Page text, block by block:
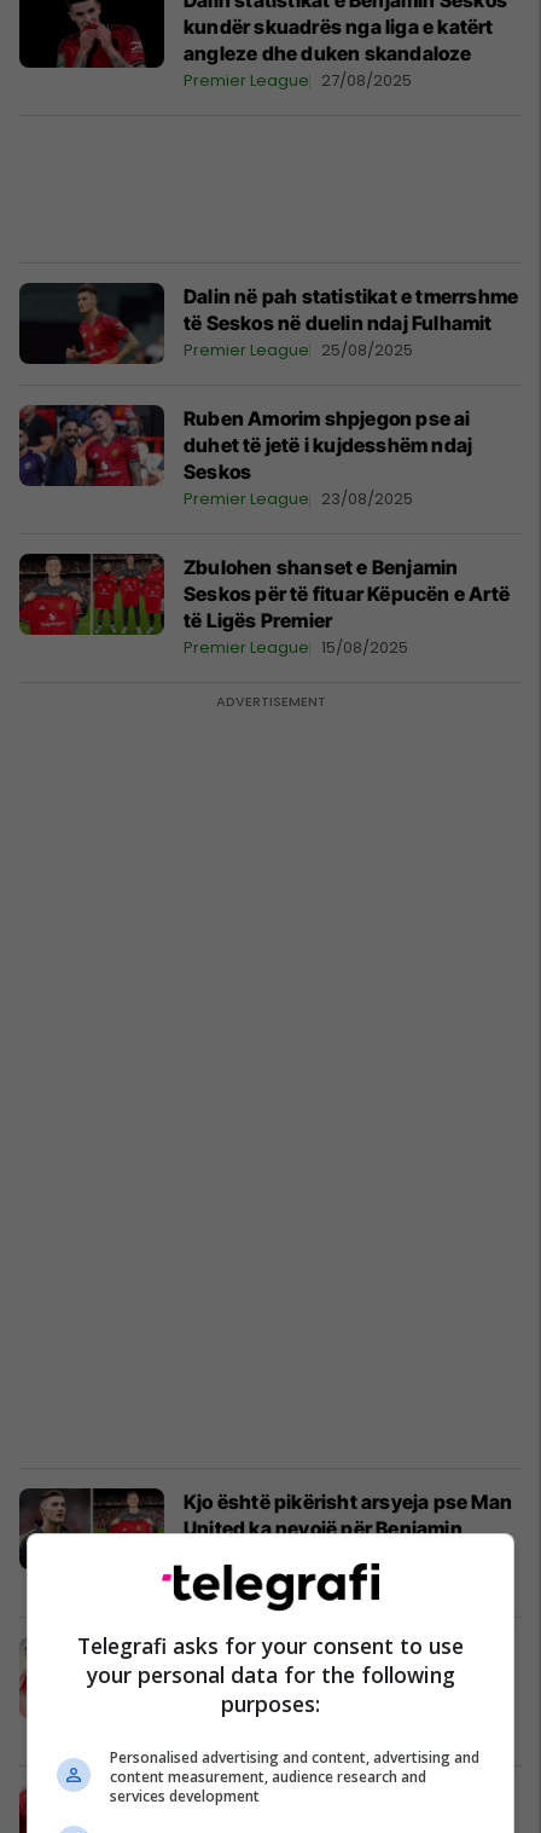
kundër skuadrës nga liga e katërt
angleze dhe duken skandaloze
Premier League 27/08/2025
Dalin në pah statistikat e tmerrshme
të Seskos në duelin ndaj Fulhamit
Premier League 25/08/2025
Ruben Amorim shpjegon pse ai
duhet të jetë i kujdesshëm ndaj
Seskos
Premier League 23/08/2025
Zbulohen shanset e Benjamin
Seskos për të fituar Këpucën e Artë
të Ligës Premier
Premier League 15/08/2025
Kjo është pikërisht arsyeja pse Man
United ka nevojë për Benjamin
Premier League 15/08/2025
Këto janë transferimet më të
shtrenjta që tronditën botën e
futbollit këtë verë
Barcelona e 'lënduar' nga një lojtar
Telegrafi asks for your consent to use
your personal data for the following
purposes:
Personalised advertising and content, advertising and
content measurement, audience research and
services development